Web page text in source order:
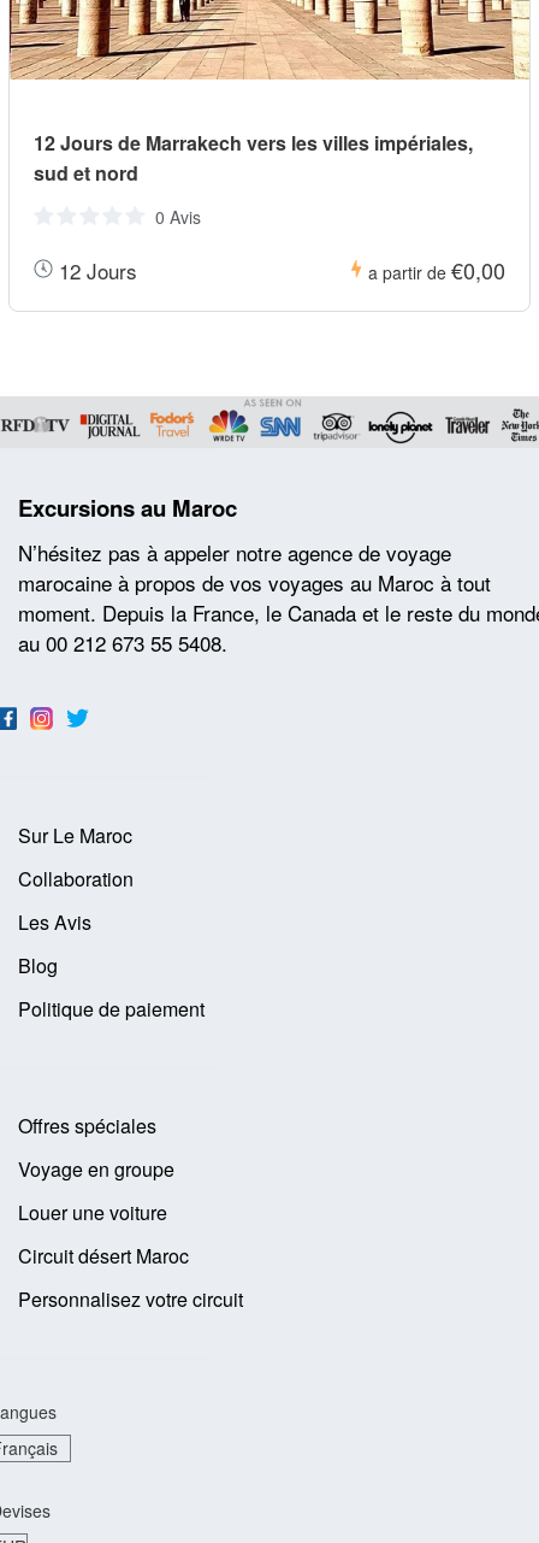
12 Jours de Marrakech vers les villes impériales,
sud et nord
0 Avis
12 Jours a partir de €0,00
Excursions au Maroc
N’hésitez pas à appeler notre agence de voyage
marocaine à propos de vos voyages au Maroc à tout
moment. Depuis la France, le Canada et le reste du
au 00 212 673 55 5408.
Sur Le Maroc
Collaboration
Les Avis
Blog
Politique de paiement
Offres spéciales
Voyage en groupe
Louer une voiture
Circuit désert Maroc
Personnalisez votre circuit